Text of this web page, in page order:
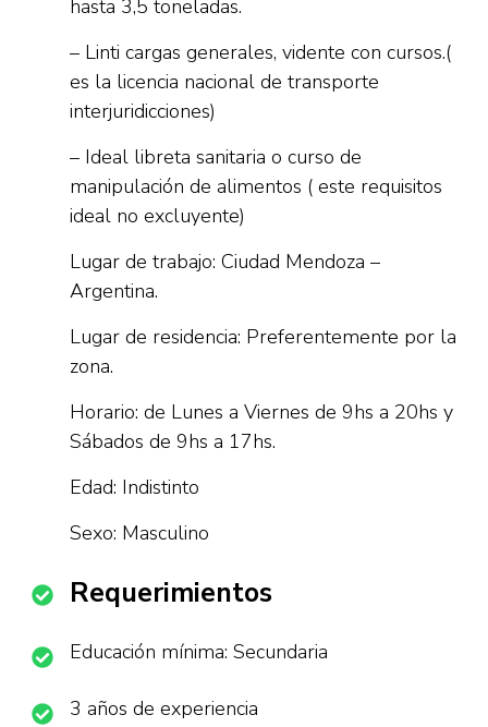
hasta 3,5 toneladas.
– Linti cargas generales, vidente con cursos.(
es la licencia nacional de transporte
interjuridicciones)
– Ideal libreta sanitaria o curso de
manipulación de alimentos ( este requisitos
ideal no excluyente)
Lugar de trabajo: Ciudad Mendoza –
Argentina.
Lugar de residencia: Preferentemente por la
zona.
Horario: de Lunes a Viernes de 9hs a 20hs y
Sábados de 9hs a 17hs.
Edad: Indistinto
Sexo: Masculino
Requerimientos
Educación mínima: Secundaria
3 años de experiencia